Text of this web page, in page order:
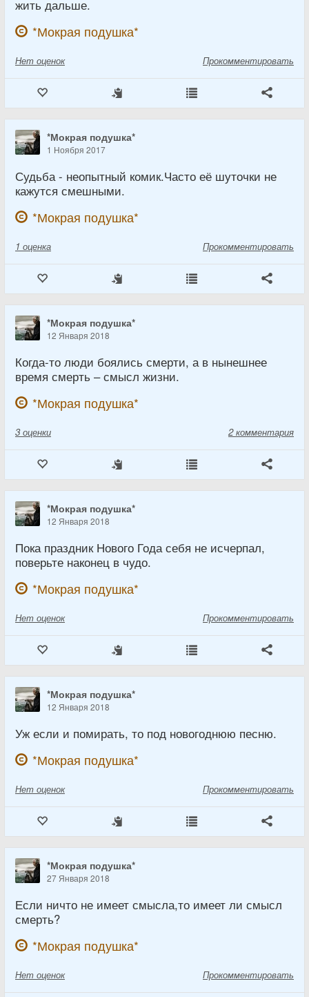
жить дальше.
*Мокрая подушка*
Нет оценок Прокомментировать
*Мокрая подушка*
1 Ноября 2017
Судьба - неопытный комик.Часто её шуточки не
кажутся смешными.
*Мокрая подушка*
1 оценка Прокомментировать
*Мокрая подушка*
12 Января 2018
Когда-то люди боялись смерти, а в нынешнее
время смерть – смысл жизни.
*Мокрая подушка*
3 оценки 2 комментария
*Мокрая подушка*
12 Января 2018
Пока праздник Нового Года себя не исчерпал,
поверьте наконец в чудо.
*Мокрая подушка*
Нет оценок Прокомментировать
*Мокрая подушка*
12 Января 2018
Уж если и помирать, то под новогоднюю песню.
*Мокрая подушка*
Нет оценок Прокомментировать
*Мокрая подушка*
27 Января 2018
Если ничто не имеет смысла,то имеет ли смысл
смерть?
*Мокрая подушка*
Нет оценок Прокомментировать